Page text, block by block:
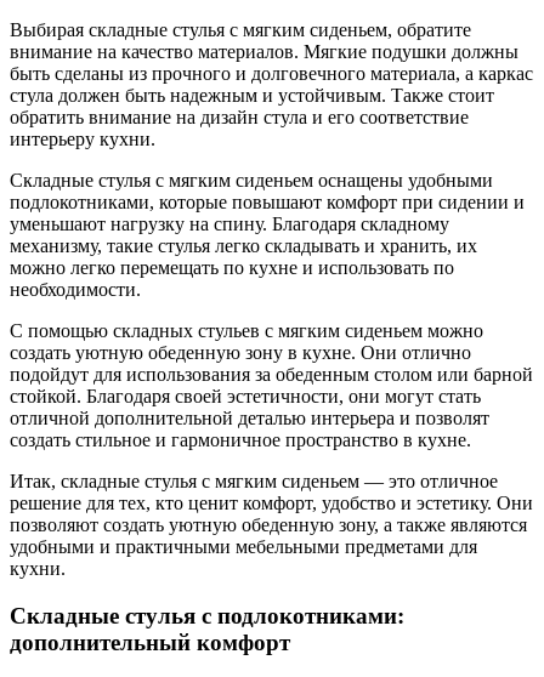
Выбирая складные стулья с мягким сиденьем, обратите
внимание на качество материалов. Мягкие подушки должны
быть сделаны из прочного и долговечного материала, а каркас
стула должен быть надежным и устойчивым. Также стоит
обратить внимание на дизайн стула и его соответствие
интерьеру кухни.
Складные стулья с мягким сиденьем оснащены удобными
подлокотниками, которые повышают комфорт при сидении и
уменьшают нагрузку на спину. Благодаря складному
механизму, такие стулья легко складывать и хранить, их
можно легко перемещать по кухне и использовать по
необходимости.
С помощью складных стульев с мягким сиденьем можно
создать уютную обеденную зону в кухне. Они отлично
подойдут для использования за обеденным столом или барной
стойкой. Благодаря своей эстетичности, они могут стать
отличной дополнительной деталью интерьера и позволят
создать стильное и гармоничное пространство в кухне.
Итак, складные стулья с мягким сиденьем — это отличное
решение для тех, кто ценит комфорт, удобство и эстетику. Они
позволяют создать уютную обеденную зону, а также являются
удобными и практичными мебельными предметами для
кухни.
Складные стулья с подлокотниками:
дополнительный комфорт